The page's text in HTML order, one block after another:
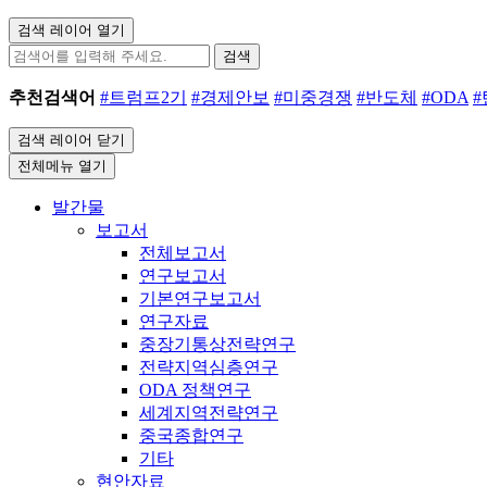
검색 레이어 열기
검색
추천검색어 #트럼프2기 #경제안보 #미중경쟁 #반도체 #ODA #
검색 레이어 닫기
전체메뉴 열기
발간물
보고서
전체보고서
연구보고서
기본연구보고서
연구자료
중장기통상전략연구
전략지역심층연구
ODA 정책연구
세계지역전략연구
중국종합연구
기타
현안자료